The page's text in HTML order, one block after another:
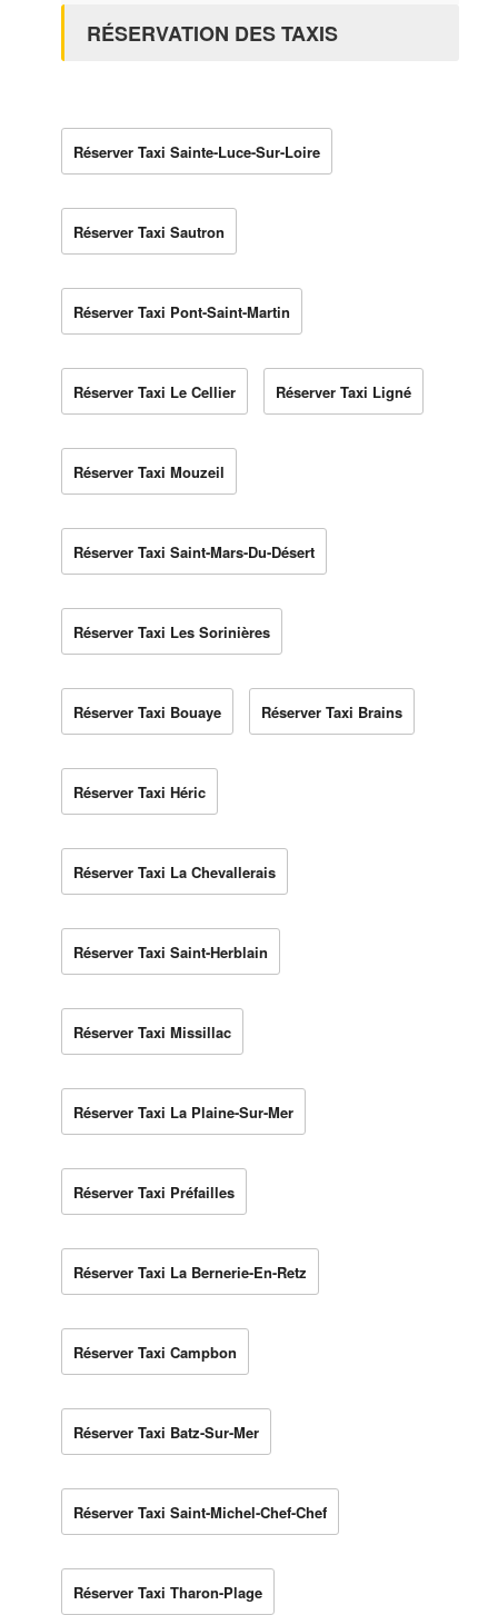
RÉSERVATION DES TAXIS
Réserver Taxi Sainte-Luce-Sur-Loire
Réserver Taxi Sautron
Réserver Taxi Pont-Saint-Martin
Réserver Taxi Le Cellier Réserver Taxi Ligné
Réserver Taxi Mouzeil
Réserver Taxi Saint-Mars-Du-Désert
Réserver Taxi Les Sorinières
Réserver Taxi Bouaye Réserver Taxi Brains
Réserver Taxi Héric
Réserver Taxi La Chevallerais
Réserver Taxi Saint-Herblain
Réserver Taxi Missillac
Réserver Taxi La Plaine-Sur-Mer
Réserver Taxi Préfailles
Réserver Taxi La Bernerie-En-Retz
Réserver Taxi Campbon
Réserver Taxi Batz-Sur-Mer
Réserver Taxi Saint-Michel-Chef-Chef
Réserver Taxi Tharon-Plage